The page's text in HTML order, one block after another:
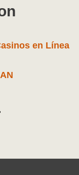
en Línea